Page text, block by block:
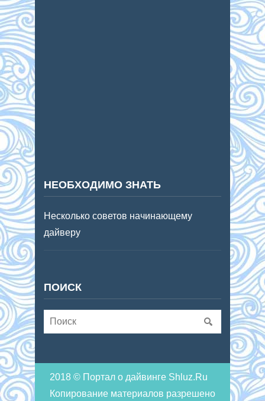
НЕОБХОДИМО ЗНАТЬ
Несколько советов начинающему
дайверу
ПОИСК
2018 © Портал о дайвинге Shluz.Ru
Копирование материалов разрешено